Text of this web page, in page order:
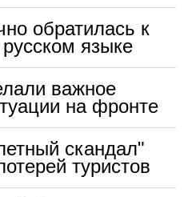
обратилась к
языке
важное
на фронте
скандал"
туристов